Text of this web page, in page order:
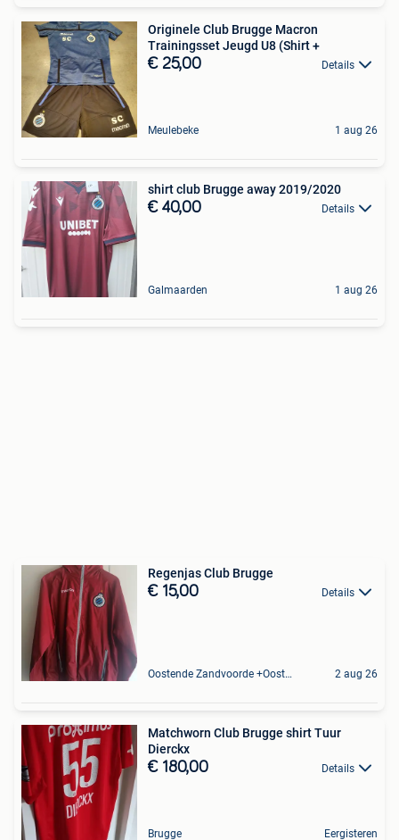
Originele Club Brugge Macron
Trainingsset Jeugd U8 (Shirt +
€ 25,00 Details
Meulebeke 1 aug 26
shirt club Brugge away 2019/2020
€ 40,00 Details
Galmaarden 1 aug 26
Regenjas Club Brugge
€ 15,00 Details
Oostende Zandvoorde +Oostende 2 aug 26
Matchworn Club Brugge shirt Tuur
Dierckx
€ 180,00 Details
Brugge Eergisteren